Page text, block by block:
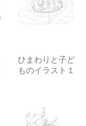
ひまわりと子ど
ものイラスト１